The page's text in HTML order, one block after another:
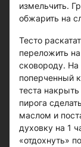
измельчить.
обжарить на
Тесто
переложить
сковороду.
поперченный
теста
пирога
маслом и
духовку на 1
«отдохнуть»